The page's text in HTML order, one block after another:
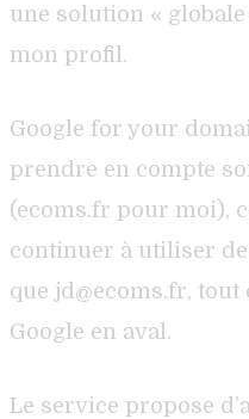
une solution «
mon profil.
Google for your
prendre en compte
(ecoms.fr pour moi),
continuer à utiliser
que jd@ecoms.fr,
Google en aval.
Le service propose